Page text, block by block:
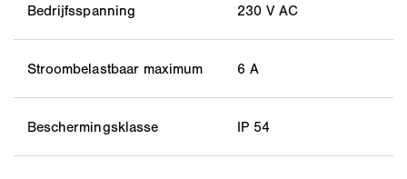
Bedrijfsspanning 230 V AC
Stroombelastbaar maximum 6 A
Beschermingsklasse IP 54